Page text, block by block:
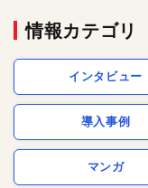
情報カテゴリ
インタビュー
導入事例
マンガ